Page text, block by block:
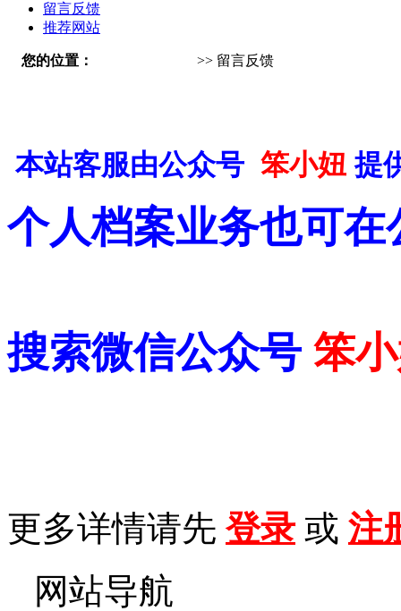
留言反馈
推荐网站
您的位置： >> 留言反馈
本站客服由公众号 笨小妞 提
个人档案业务也可在
搜索微信公众号 笨
更多详情请先登录或 注
网站导航